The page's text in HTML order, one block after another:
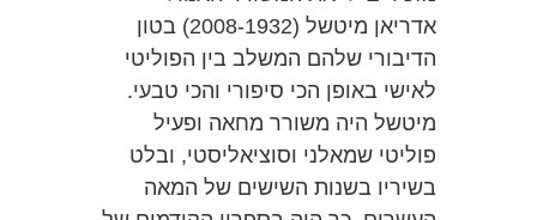
אדריאן מיטשל (2008-1932) בטון
הדיבורי שלהם המשלב בין הפוליטי
לאישי באופן הכי סיפורי והכי טבעי.
מיטשל היה משורר מחאה ופעיל
פוליטי שמאלני וסוציאליסטי, ובלט
בשיריו בשנות השישים של המאה